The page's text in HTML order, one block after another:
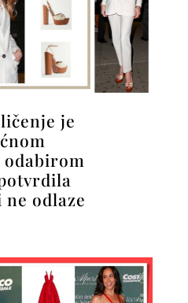
je
odlaze